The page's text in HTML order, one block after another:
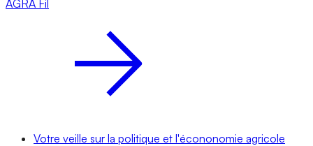
AGRA Fil
Votre veille sur la politique et l'écononomie agricole